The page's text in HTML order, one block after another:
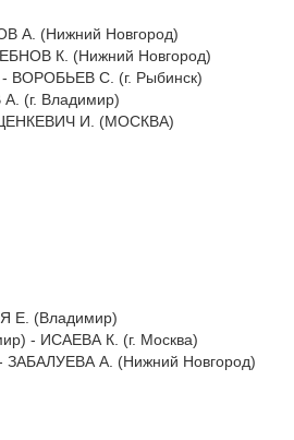
А. (Нижний Новгород)
К. (Нижний Новгород)
ВОРОБЬЕВ С. (г. Рыбинск)
(г. Владимир)
И. (МОСКВА)
Е. (Владимир)
- ИСАЕВА К. (г. Москва)
А. (Нижний Новгород)